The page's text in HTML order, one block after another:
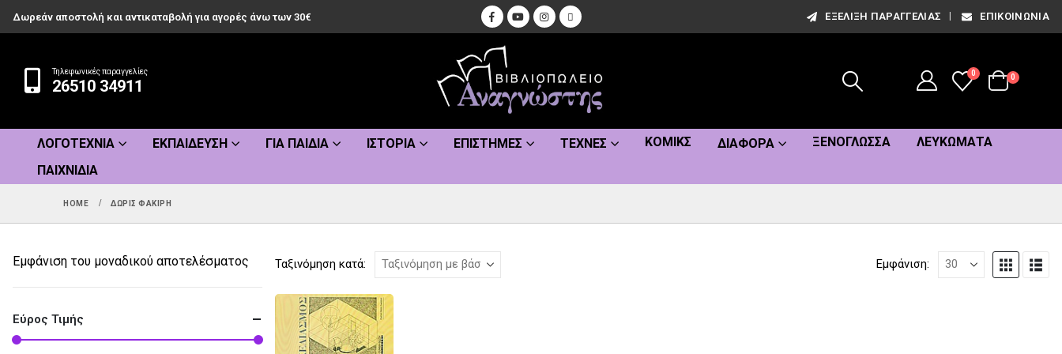
Δωρεάν αποστολή και αντικαταβολή για αγορές άνω των 30€ ΕΞΈΛΙΞΗ ΠΑΡΑΓΓΕΛΊΑΣ ΕΠΙΚΟΙΝΩΝΊΑ
Τηλεφωνικές παραγγελίες
26510 34911
0
0
ΛΟΓΟΤΕΧΝΊΑ ΕΚΠΑΊΔΕΥΣΗ ΓΙΑ ΠΑΙΔΙΆ ΙΣΤΟΡΊΑ ΕΠΙΣΤΉΜΕΣ ΤΈΧΝΕΣ ΚΌΜΙΚΣ ΔΙΆΦΟΡΑ ΞΕΝΌΓΛΩΣΣΑ
ΛΕΥΚΏΜΑΤΑ
ΠΑΙΧΝΊΔΙΑ
HOME ΔΩΡΊΣ ΦΑΚΊΡΗ
Ταξινόμηση κατά: Εμφάνιση:
Εμφάνιση του μοναδικού αποτελέσματος
Εύρος Τιμής